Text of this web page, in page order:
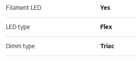
Filament LED Yes
LED type Flex
Dimm type Triac